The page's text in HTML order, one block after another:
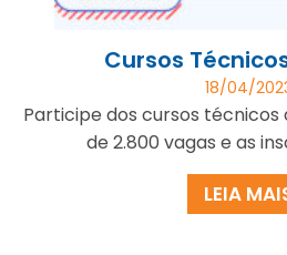
Cursos
18/04/
Participe dos cursos técnicos
de 2.800 vagas e as
LEIA